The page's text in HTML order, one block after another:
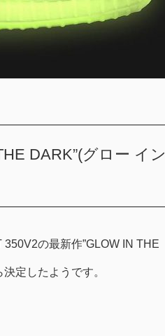
DARK”(グロー イン
の最新作”GLOW IN THE
定したようです。